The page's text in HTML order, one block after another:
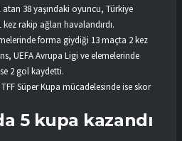
38 yaşındaki oyuncu, Türkiye
rakip ağları havalandırdı.
forma giydiği 13 maçta 2 kez
UEFA Avrupa Ligi ve elemelerinde
2 gol kaydetti.
Süper Kupa mücadelesinde ise skor
5 kupa kazandı